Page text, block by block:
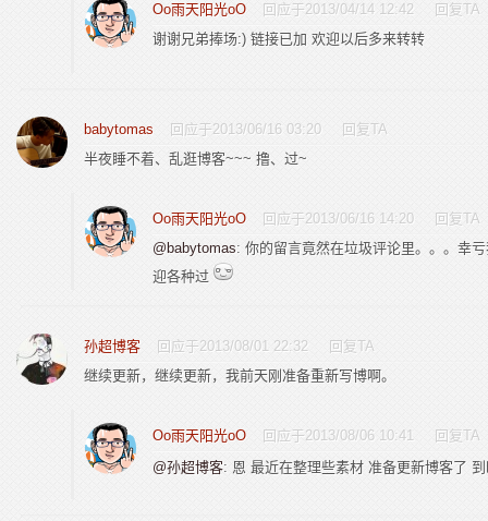
Oo雨天阳光oO 回应于2013/04/14 12:42
回复TA
谢谢兄弟捧场:) 链接已加 欢迎以后多来转转
babytomas 回应于2013/06/16 03:20
回复TA
半夜睡不着、乱逛博客~~~ 撸、过~
Oo雨天阳光oO 回应于2013/06/16 14:20
回复TA
@babytomas: 你的留言竟然在垃圾评论里。。。幸
迎各种过
孙超博客 回应于2013/08/01 22:32
回复TA
继续更新，继续更新，我前天刚准备重新写博啊。
Oo雨天阳光oO 回应于2013/08/06 10:41
回复TA
@孙超博客: 恩 最近在整理些素材 准备更新博客了